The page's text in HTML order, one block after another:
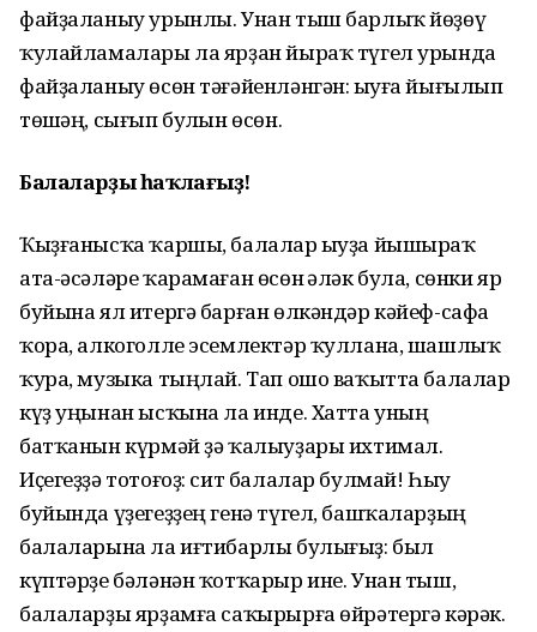
файҙаланыу урынлы. Унан тыш барлыҡ йөҙөү
ҡулайламалары ла ярҙан йыраҡ түгел урында
файҙаланыу өсөн тәғәйенләнгән: һыуға йығылып
төшһәң, сығып булһын өсөн.
Балаларҙы һаҡлағыҙ!
Ҡыҙғанысҡа ҡаршы, балалар һыуҙа йышыраҡ
ата-әсәләре ҡарамаған өсөн һәләк була, сөнки яр
буйына ял итергә барған өлкәндәр кәйеф-сафа
ҡора, алкоголле эсемлектәр ҡуллана, шашлыҡ
ҡура, музыка тыңлай. Тап ошо ваҡытта балалар
күҙ уңынан ысҡына ла инде. Хатта уның
батҡанын күрмәй ҙә ҡалыуҙары ихтимал.
Иҫегеҙҙә тотоғоҙ: сит балалар булмай! Һыу
буйында үҙегеҙҙең генә түгел, башҡаларҙың
балаларына ла иғтибарлы булығыҙ: был
күптәрҙе бәләнән ҡотҡарыр ине. Унан тыш,
балаларҙы ярҙамға саҡырырға өйрәтергә кәрәк.